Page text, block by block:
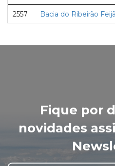
2557 Bacia do Ribeirão
Fique por
novidades